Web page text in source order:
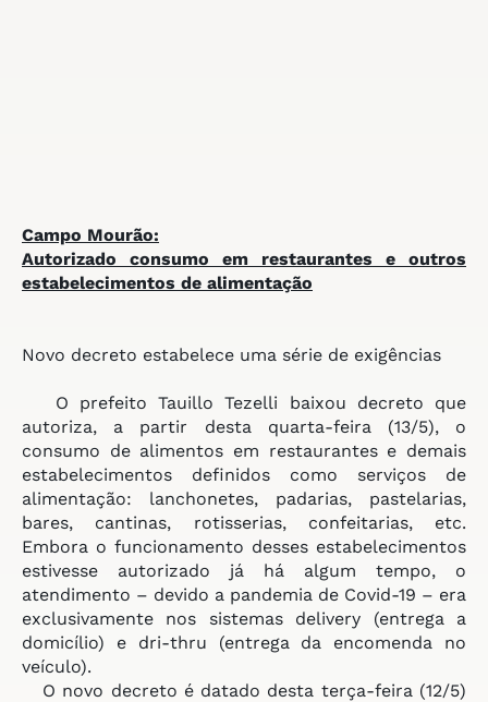
Campo Mourão:
Autorizado consumo em restaurantes e outros
estabelecimentos de alimentação
Novo decreto estabelece uma série de exigências
O prefeito Tauillo Tezelli baixou decreto que
autoriza, a partir desta quarta-feira (13/5), o
consumo de alimentos em restaurantes e demais
estabelecimentos definidos como serviços de
alimentação: lanchonetes, padarias, pastelarias,
bares, cantinas, rotisserias, confeitarias, etc.
Embora o funcionamento desses estabelecimentos
estivesse autorizado já há algum tempo, o
atendimento – devido a pandemia de Covid-19 – era
exclusivamente nos sistemas delivery (entrega a
domicílio) e dri-thru (entrega da encomenda no
veículo).
O novo decreto é datado desta terça-feira (12/5)